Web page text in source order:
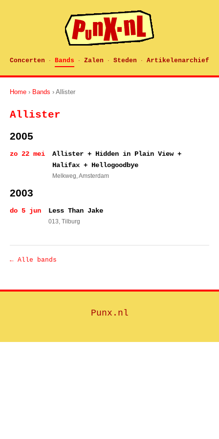
Concerten · Bands · Zalen · Steden · Artikelenarchief
Home › Bands › Allister
Allister
2005
zo 22 mei
Allister + Hidden in Plain View +
Halifax + Hellogoodbye
Melkweg, Amsterdam
2003
do 5 jun Less Than Jake
013, Tilburg
← Alle bands
Punx.nl